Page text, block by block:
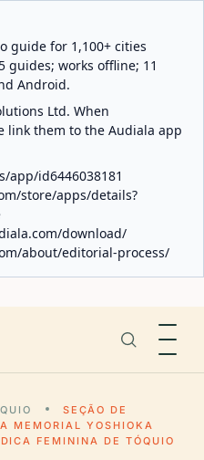
guide for 1,100+ cities
guides; works offline; 11
Android.
Ltd. When
link them to the Audiala app
app/id6446038181
store/apps/details?
download/
about/editorial-process/
SEÇÃO DE
MEMORIAL YOSHIOKA
FEMININA DE TÓQUIO